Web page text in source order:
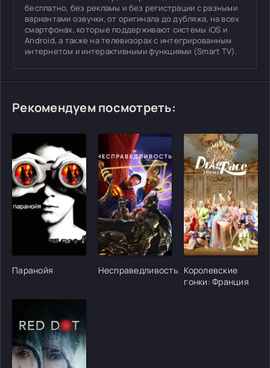
бесплатно, без рекламы и без регистрации с разными
вариантами озвучки, от оригинала до дубляжа, на всех
смартфонах, которые поддерживают системы iOS и
Android, а также на телевизорах с интегрированным
интернетом и интерактивными функциями (Smart TV).
Рекомендуем посмотреть:
[/xfgiven_cvh_poster_urlcvh_poster_url]
Паранойя
[/xfgiven_cvh_poster_urlcvh_poster_url]
Несправедливость
[/
Королевские
гонки: Франция